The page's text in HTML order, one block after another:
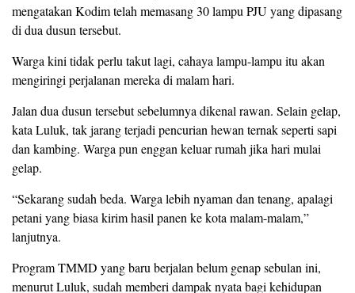
mengatakan Kodim telah memasang 30 lampu PJU yang dipasang
di dua dusun tersebut.
Warga kini tidak perlu takut lagi, cahaya lampu-lampu itu akan
mengiringi perjalanan mereka di malam hari.
Jalan dua dusun tersebut sebelumnya dikenal rawan. Selain gelap,
kata Luluk, tak jarang terjadi pencurian hewan ternak seperti sapi
dan kambing. Warga pun enggan keluar rumah jika hari mulai
gelap.
“Sekarang sudah beda. Warga lebih nyaman dan tenang, apalagi
petani yang biasa kirim hasil panen ke kota malam-malam,”
lanjutnya.
Program TMMD yang baru berjalan belum genap sebulan ini,
menurut Luluk, sudah memberi dampak nyata bagi kehidupan